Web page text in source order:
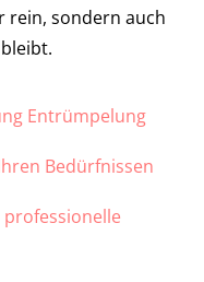
rein, sondern auch
Entrümpelung
Bedürfnissen